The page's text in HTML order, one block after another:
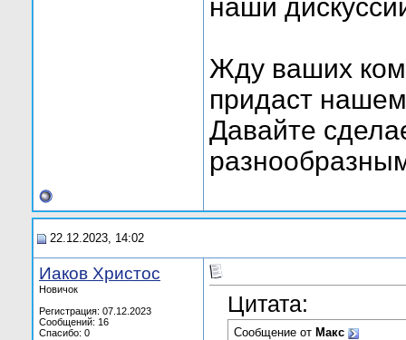
наши
Жду ваших
придаст
Давайте
22.12.2023, 14:02
Иаков Христос
Новичок
Регистрация: 07.12.2023
Сообщений: 16
Спасибо: 0
Цитата:
Сообщение от Макс